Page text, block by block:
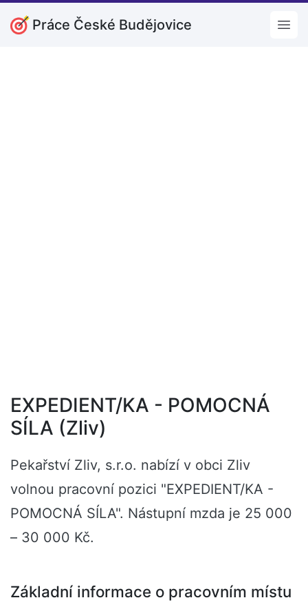
Práce České Budějovice
EXPEDIENT/KA - POMOCNÁ
SÍLA (Zliv)
Pekařství Zliv, s.r.o. nabízí v obci Zliv
volnou pracovní pozici "EXPEDIENT/KA -
POMOCNÁ SÍLA". Nástupní mzda je 25 000
– 30 000 Kč.
Základní informace o pracovním místu